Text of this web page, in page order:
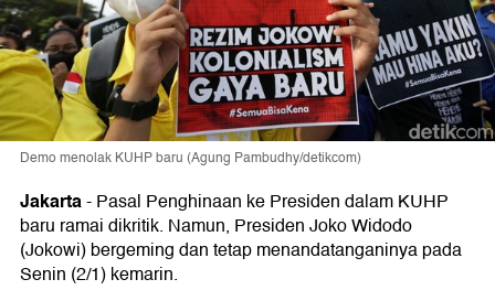
Demo menolak KUHP baru (Agung Pambudhy/detikcom)
Jakarta-Pasal Penghinaan ke Presiden dalam KUHP
baru ramai dikritik. Namun, Presiden Joko Widodo
(Jokowi) bergeming dan tetap menandatanganinya pada
Senin (2/1) kemarin.